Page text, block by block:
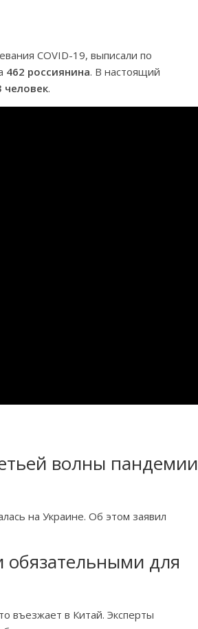
COVID-19, выписали по
462 россиянина. В настоящий
человек.
волны пандемии
на Украине. Об этом заявил
обязательными для
въезжает в Китай. Эксперты